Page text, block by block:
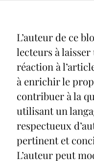
L’auteur de ce
lecteurs à
réaction à
à enrichir le
contribuer à la
utilisant un
respectueux
pertinent et
L’auteur peut